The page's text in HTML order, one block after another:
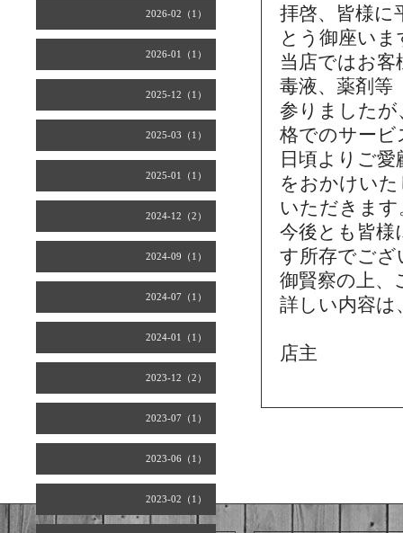
2026-02（1）
2026-01（1）
2025-12（1）
2025-03（1）
2025-01（1）
2024-12（2）
2024-09（1）
2024-07（1）
2024-01（1）
2023-12（2）
2023-07（1）
2023-06（1）
2023-02（1）
拝啓、皆様に
とう御座いま
当店ではお
毒液、 薬剤等
参りましたが
格でのサー
日頃よりご
をおかけい
いただきます
今後とも皆様
す所存でご
御賢察の上、
詳しい内容は
店主